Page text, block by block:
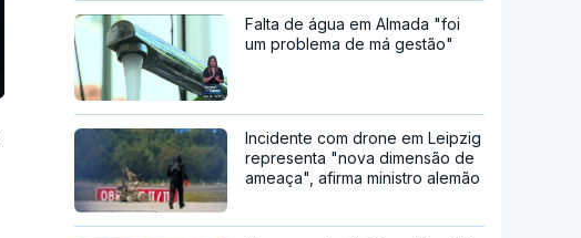
Falta de água em Almada "foi
um problema de má gestão"
Incidente com drone em Leipzig
representa "nova dimensão de
ameaça", afirma ministro alemão